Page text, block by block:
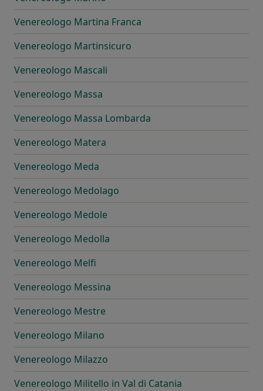
Venereologo Martina Franca
Venereologo Martinsicuro
Venereologo Mascali
Venereologo Massa
Venereologo Massa Lombarda
Venereologo Matera
Venereologo Meda
Venereologo Medolago
Venereologo Medole
Venereologo Medolla
Venereologo Melfi
Venereologo Messina
Venereologo Mestre
Venereologo Milano
Venereologo Milazzo
Venereologo Militello in Val di Catania